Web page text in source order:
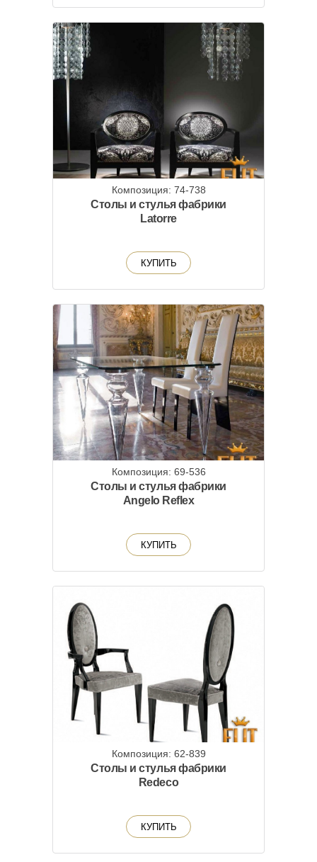
Композиция: 74-738
Столы и стулья фабрики
Latorre
КУПИТЬ
Композиция: 69-536
Столы и стулья фабрики
Angelo Reflex
КУПИТЬ
Композиция: 62-839
Столы и стулья фабрики
Redeco
КУПИТЬ